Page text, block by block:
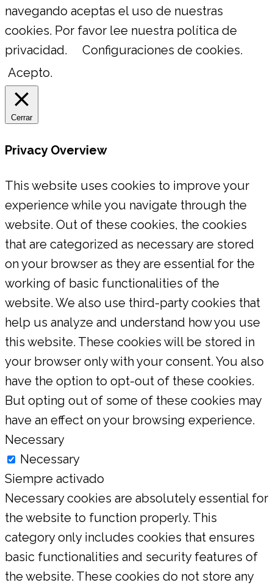
navegando aceptas el uso de nuestras
cookies. Por favor lee nuestra política de
privacidad.
Configuraciones de cookies.
Acepto.
Cerrar
Privacy Overview
This website uses cookies to improve your
experience while you navigate through the
website. Out of these cookies, the cookies
that are categorized as necessary are stored
on your browser as they are essential for the
working of basic functionalities of the
website. We also use third-party cookies that
help us analyze and understand how you use
this website. These cookies will be stored in
your browser only with your consent. You also
have the option to opt-out of these cookies.
But opting out of some of these cookies may
have an effect on your browsing experience.
Necessary
Necessary
Siempre activado
Necessary cookies are absolutely essential for
the website to function properly. This
category only includes cookies that ensures
basic functionalities and security features of
the website. These cookies do not store any